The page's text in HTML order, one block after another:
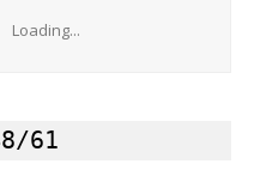
Loading...
61